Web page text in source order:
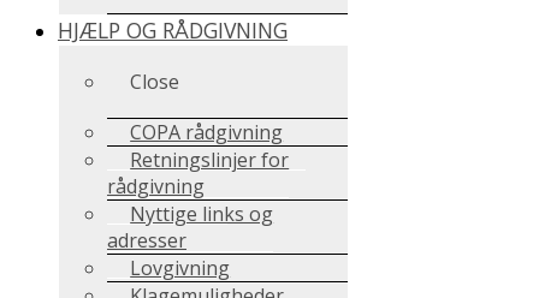
HJÆLP OG RÅDGIVNING
Close
COPA rådgivning
Retningslinjer for
rådgivning
Nyttige links og
adresser
Lovgivning